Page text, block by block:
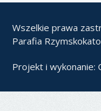
Wszelkie prawa
Parafia
Projekt i wykonanie: